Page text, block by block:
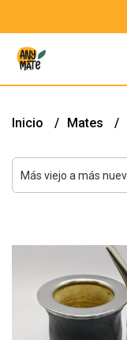
Inicio Mates